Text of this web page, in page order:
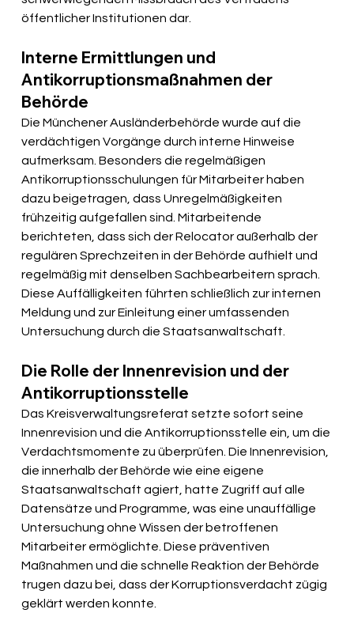
öffentlicher Institutionen dar.
Interne Ermittlungen und
Antikorruptionsmaßnahmen der
Behörde
Die Münchener Ausländerbehörde wurde auf die
verdächtigen Vorgänge durch interne Hinweise
aufmerksam. Besonders die regelmäßigen
Antikorruptionsschulungen für Mitarbeiter haben
dazu beigetragen, dass Unregelmäßigkeiten
frühzeitig aufgefallen sind. Mitarbeitende
berichteten, dass sich der Relocator außerhalb der
regulären Sprechzeiten in der Behörde aufhielt und
regelmäßig mit denselben Sachbearbeitern sprach.
Diese Auffälligkeiten führten schließlich zur internen
Meldung und zur Einleitung einer umfassenden
Untersuchung durch die Staatsanwaltschaft.
Die Rolle der Innenrevision und der
Antikorruptionsstelle
Das Kreisverwaltungsreferat setzte sofort seine
Innenrevision und die Antikorruptionsstelle ein, um die
Verdachtsmomente zu überprüfen. Die Innenrevision,
die innerhalb der Behörde wie eine eigene
Staatsanwaltschaft agiert, hatte Zugriff auf alle
Datensätze und Programme, was eine unauffällige
Untersuchung ohne Wissen der betroffenen
Mitarbeiter ermöglichte. Diese präventiven
Maßnahmen und die schnelle Reaktion der Behörde
trugen dazu bei, dass der Korruptionsverdacht zügig
geklärt werden konnte.